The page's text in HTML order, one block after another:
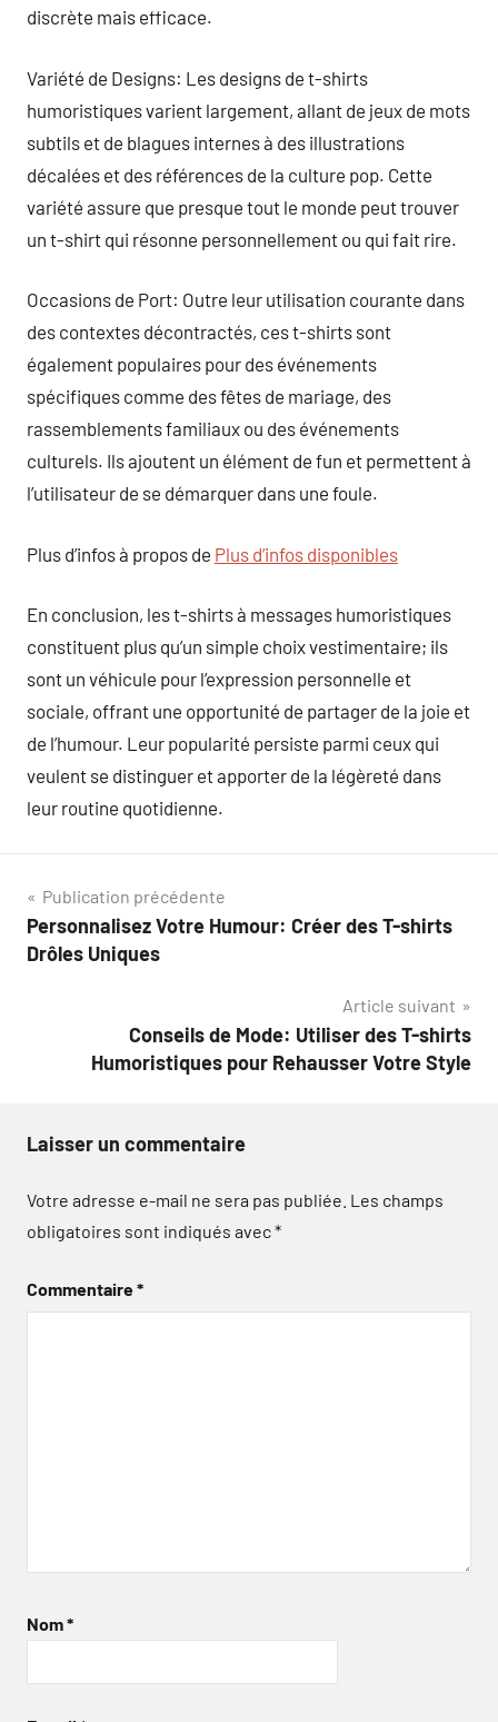
discrète mais efficace.
Variété de Designs: Les designs de t-shirts
humoristiques varient largement, allant de jeux de mots
subtils et de blagues internes à des illustrations
décalées et des références de la culture pop. Cette
variété assure que presque tout le monde peut trouver
un t-shirt qui résonne personnellement ou qui fait rire.
Occasions de Port: Outre leur utilisation courante dans
des contextes décontractés, ces t-shirts sont
également populaires pour des événements
spécifiques comme des fêtes de mariage, des
rassemblements familiaux ou des événements
culturels. Ils ajoutent un élément de fun et permettent à
l’utilisateur de se démarquer dans une foule.
Plus d’infos à propos de Plus d’infos disponibles
En conclusion, les t-shirts à messages humoristiques
constituent plus qu’un simple choix vestimentaire; ils
sont un véhicule pour l’expression personnelle et
sociale, offrant une opportunité de partager de la joie et
de l’humour. Leur popularité persiste parmi ceux qui
veulent se distinguer et apporter de la légèreté dans
leur routine quotidienne.
Navigation
de
Publication précédente
Personnalisez Votre Humour: Créer des T-shirts
Drôles Uniques
Article suivant
Conseils de Mode: Utiliser des T-shirts
Humoristiques pour Rehausser Votre Style
Laisser un commentaire
Votre adresse e-mail ne sera pas publiée. Les champs
obligatoires sont indiqués avec*
Commentaire*
Nom*